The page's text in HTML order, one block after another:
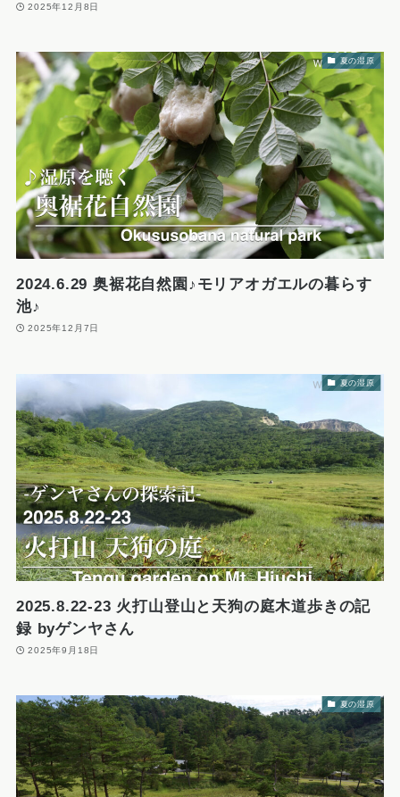
2025年12月8日
夏の湿原
2024.6.29 奥裾花自然園♪モリアオガエルの暮らす
池♪
2025年12月7日
夏の湿原
2025.8.22-23 火打山登山と天狗の庭木道歩きの記
録 byゲンヤさん
2025年9月18日
夏の湿原